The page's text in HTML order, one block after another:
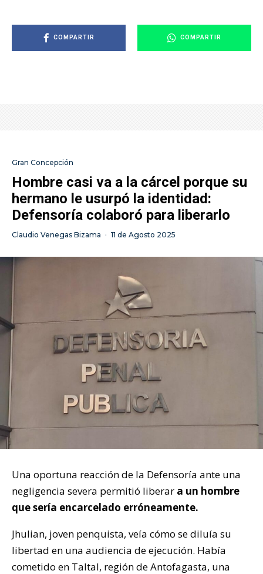
COMPARTIR COMPARTIR
Gran Concepción
Hombre casi va a la cárcel porque su
hermano le usurpó la identidad:
Defensoría colaboró para liberarlo
Claudio Venegas Bizama · 11 de Agosto 2025
Una oportuna reacción de la Defensoría ante una
negligencia severa permitió liberar a un hombre
que sería encarcelado erróneamente.
Jhulian, joven penquista, veía cómo se diluía su
libertad en una audiencia de ejecución. Había
cometido en Taltal, región de Antofagasta, una